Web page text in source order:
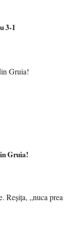
3-1
Gruia!